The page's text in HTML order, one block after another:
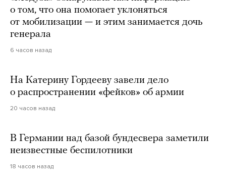
о том, что она помогает уклоняться
от мобилизации — и этим занимается дочь
генерала
6 часов назад
На Катерину Гордееву завели дело
о распространении «фейков» об армии
20 часов назад
В Германии над базой бундесвера заметили
неизвестные беспилотники
18 часов назад